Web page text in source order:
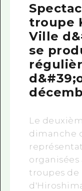
troupe
Ville
se
Le
dimanche
organisées
troupes de